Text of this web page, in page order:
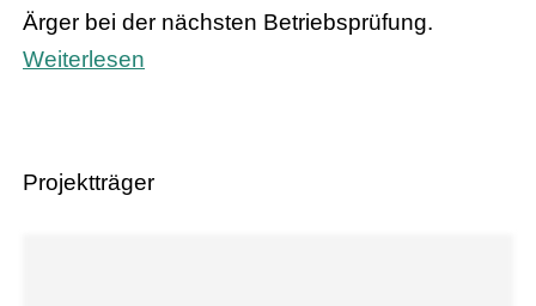
Ärger bei der nächsten Betriebsprüfung.
Weiterlesen
Projektträger